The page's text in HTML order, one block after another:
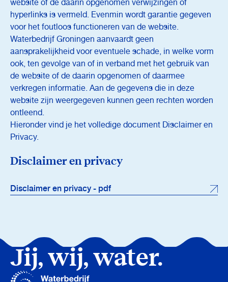
website of de daarin opgenomen verwijzingen of
hyperlinks is vermeld. Evenmin wordt garantie gegeven
voor het foutloos functioneren van de website.
Waterbedrijf Groningen aanvaardt geen
aansprakelijkheid voor eventuele schade, in welke vorm
ook, ten gevolge van of in verband met het gebruik van
de website of de daarin opgenomen of daarmee
verkregen informatie. Aan de gegevens die in deze
website zijn weergegeven kunnen geen rechten worden
ontleend.
Hieronder vind je het volledige document Disclaimer en
Privacy.
Disclaimer en privacy
Disclaimer en privacy - pdf
Jij, wij, water.